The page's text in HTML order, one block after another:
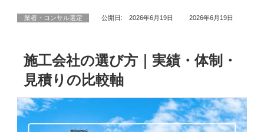
業者・コンサル選定 公開日: 2026年6月19日 2026年6月19日
施工会社の選び方｜実績・体制・
見積りの比較軸